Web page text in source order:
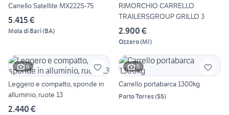
Carrello Satellite MX222S-75
5.415 €
Mola di Bari(BA)
RIMORCHIO CARRELLO
TRAILERSGROUP GRILLO 3
2.900 €
Ozzero(MI)
6
Leggero e compatto, sponde in
alluminio, ruote 13
2.440 €
6
Carrello portabarca 1300kg
Porto Torres(SS)